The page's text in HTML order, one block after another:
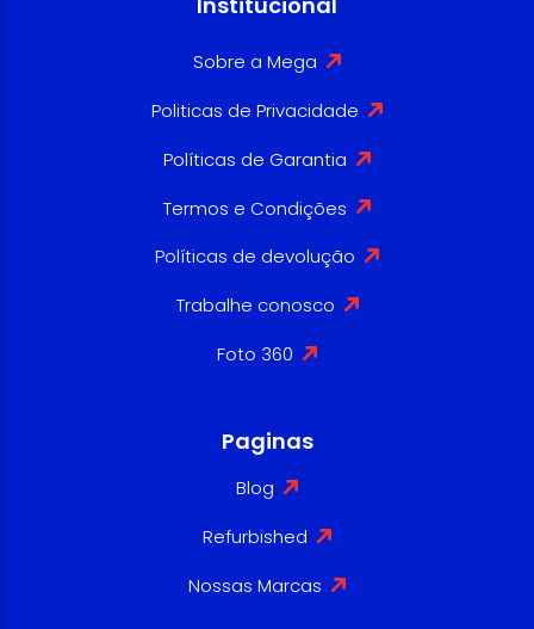
Sobre a Mega
Politicas de Privacidade
Políticas de Garantia
Termos e Condições
Políticas de devolução
Trabalhe conosco
Foto 360
Paginas
Blog
Refurbished
Nossas Marcas